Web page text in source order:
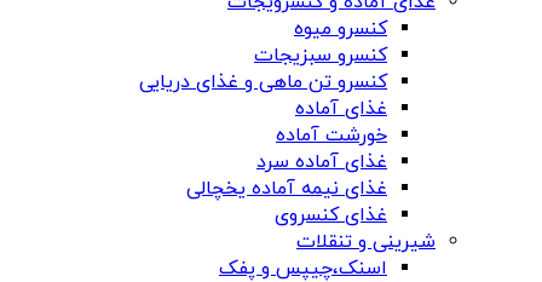
کنسرو میوه
کنسرو سبزیجات
کنسرو تن ماهی و غذای دریایی
غذای آماده
خورشت آماده
غذای آماده سرد
غذای نیمه آماده یخچالی
غذای کنسروی
شیرینی و تنقلات
اسنک،چیپس و پفک